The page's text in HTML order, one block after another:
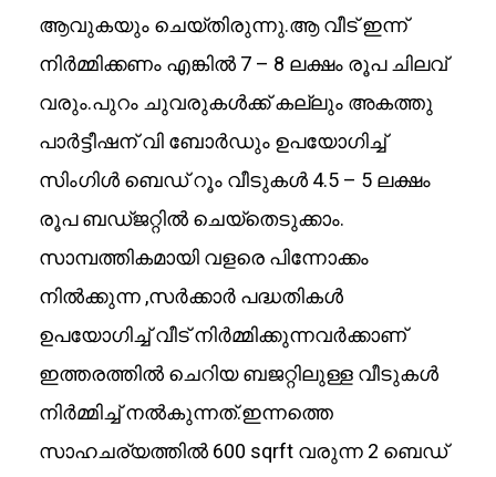
ആവുകയും ചെയ്തിരുന്നു.ആ വീട് ഇന്ന്
നിർമ്മിക്കണം എങ്കിൽ 7 – 8 ലക്ഷം രൂപ ചിലവ്
വരും.പുറം ചുവരുകൾക്ക് കല്ലും അകത്തു
പാർട്ടീഷന് വി ബോർഡും ഉപയോഗിച്ച്
സിംഗിൾ ബെഡ് റൂം വീടുകൾ 4.5 – 5 ലക്ഷം
രൂപ ബഡ്ജറ്റിൽ ചെയ്തെടുക്കാം.
സാമ്പത്തികമായി വളരെ പിന്നോക്കം
നിൽക്കുന്ന ,സർക്കാർ പദ്ധതികൾ
ഉപയോഗിച്ച് വീട് നിർമ്മിക്കുന്നവർക്കാണ്
ഇത്തരത്തിൽ ചെറിയ ബജറ്റിലുള്ള വീടുകൾ
നിർമ്മിച്ച് നൽകുന്നത്.ഇന്നത്തെ
സാഹചര്യത്തിൽ 600 sqrft വരുന്ന 2 ബെഡ്